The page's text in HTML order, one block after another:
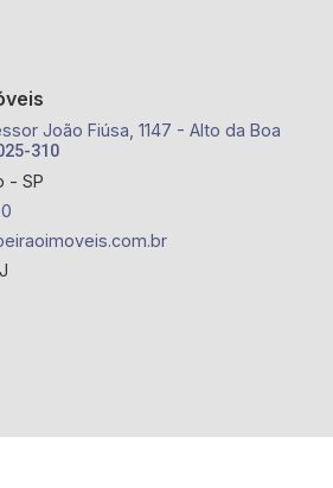
João Fiúsa, 1147 - Alto da Boa
310
- SP